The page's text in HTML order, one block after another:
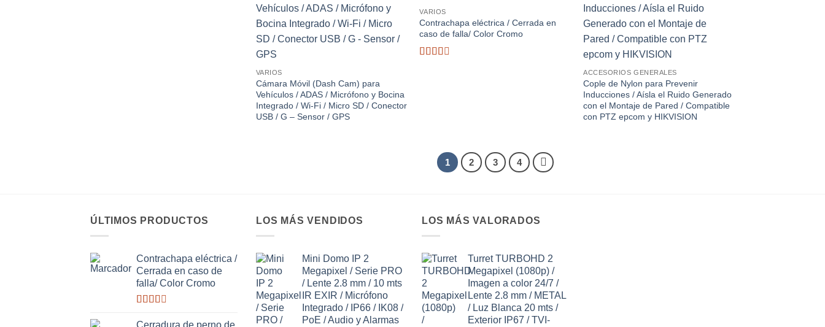
Añadir
a la
lista de
deseos
VARIOS
Cámara Móvil (Dash Cam) para
Vehículos / ADAS / Micrófono y Bocina
Integrado / Wi-Fi / Micro SD / Conector
USB / G – Sensor / GPS
a la
VARIOS
Contrachapa eléctrica / Cerrada en
caso de falla/ Color Cromo
lista de
deseos
ACCESORIOS GENERALES
Cople de Nylon para Prevenir
Inducciones / Aísla el Ruido Generado
con el Montaje de Pared / Compatible
con PTZ epcom y HIKVISION
1 2 3 4
ÚLTIMOS PRODUCTOS
Contrachapa eléctrica /
Cerrada en caso de
falla/ Color Cromo
con
Cerradura de perno de
LOS MÁS VENDIDOS
Mini Domo IP 2
Megapixel / Serie PRO
/ Lente 2.8 mm / 10 mts
IR EXIR / Micrófono
Integrado / IP66 / IK08 /
PoE / Audio y Alarmas
LOS MÁS VALORADOS
Turret TURBOHD 2
Megapixel (1080p) /
Imagen a color 24/7 /
Lente 2.8 mm / METAL
/ Luz Blanca 20 mts /
Exterior IP67 / TVI-